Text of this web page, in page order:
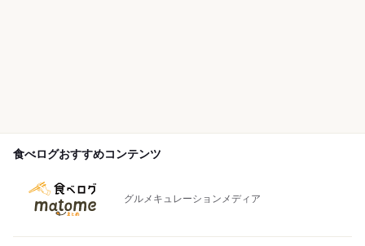
食べログおすすめコンテンツ
グルメキュレーションメディア